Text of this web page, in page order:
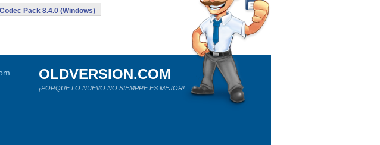
Pack 8.4.0 (Windows)
OLDVERSION.COM
¡PORQUE LO NUEVO NO SIEMPRE ES MEJOR!